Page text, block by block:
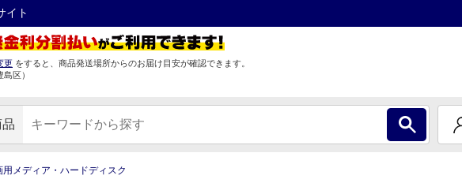
イト
更 をすると、商品発送場所からのお届け目安が確認できます。
島区）
用メディア・ハードディスク